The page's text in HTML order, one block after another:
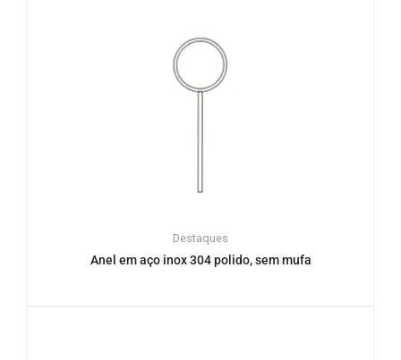
Destaques
Anel em aço inox 304 polido, sem mufa